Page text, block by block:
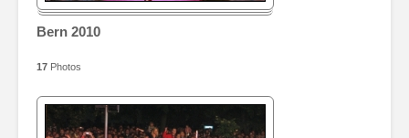
Bern 2010
17 Photos